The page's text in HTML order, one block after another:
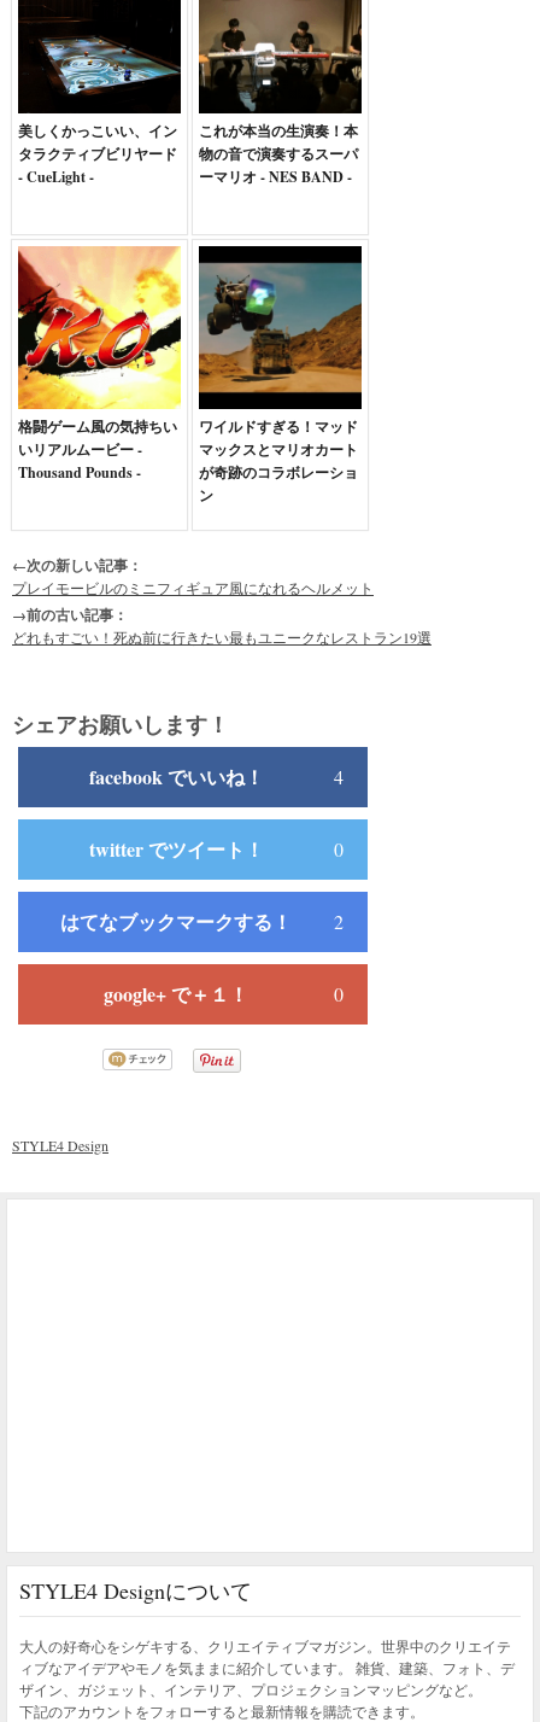
美しくかっこいい、イン
タラクティブビリヤード
- CueLight -
これが本当の生演奏！本
物の音で演奏するスーパ
ーマリオ - NES BAND -
格闘ゲーム風の気持ちい
いリアルムービー -
Thousand Pounds -
ワイルドすぎる！マッド
マックスとマリオカート
が奇跡のコラボレーショ
ン
←次の新しい記事：
プレイモービルのミニフィギュア風になれるヘルメット
→前の古い記事：
どれもすごい！死ぬ前に行きたい最もユニークなレストラン19選
シェアお願いします！
facebook でいいね！ 4
twitter でツイート！ 0
はてなブックマークする！ 2
google+ で＋１！ 0
STYLE4 Design
STYLE4 Designについて
大人の好奇心をシゲキする、クリエイティブマガジン。世界中のクリエイテ
ィブなアイデアやモノを気ままに紹介しています。 雑貨、建築、フォト、デ
ザイン、ガジェット、インテリア、プロジェクションマッピングなど。
下記のアカウントをフォローすると最新情報を購読できます。